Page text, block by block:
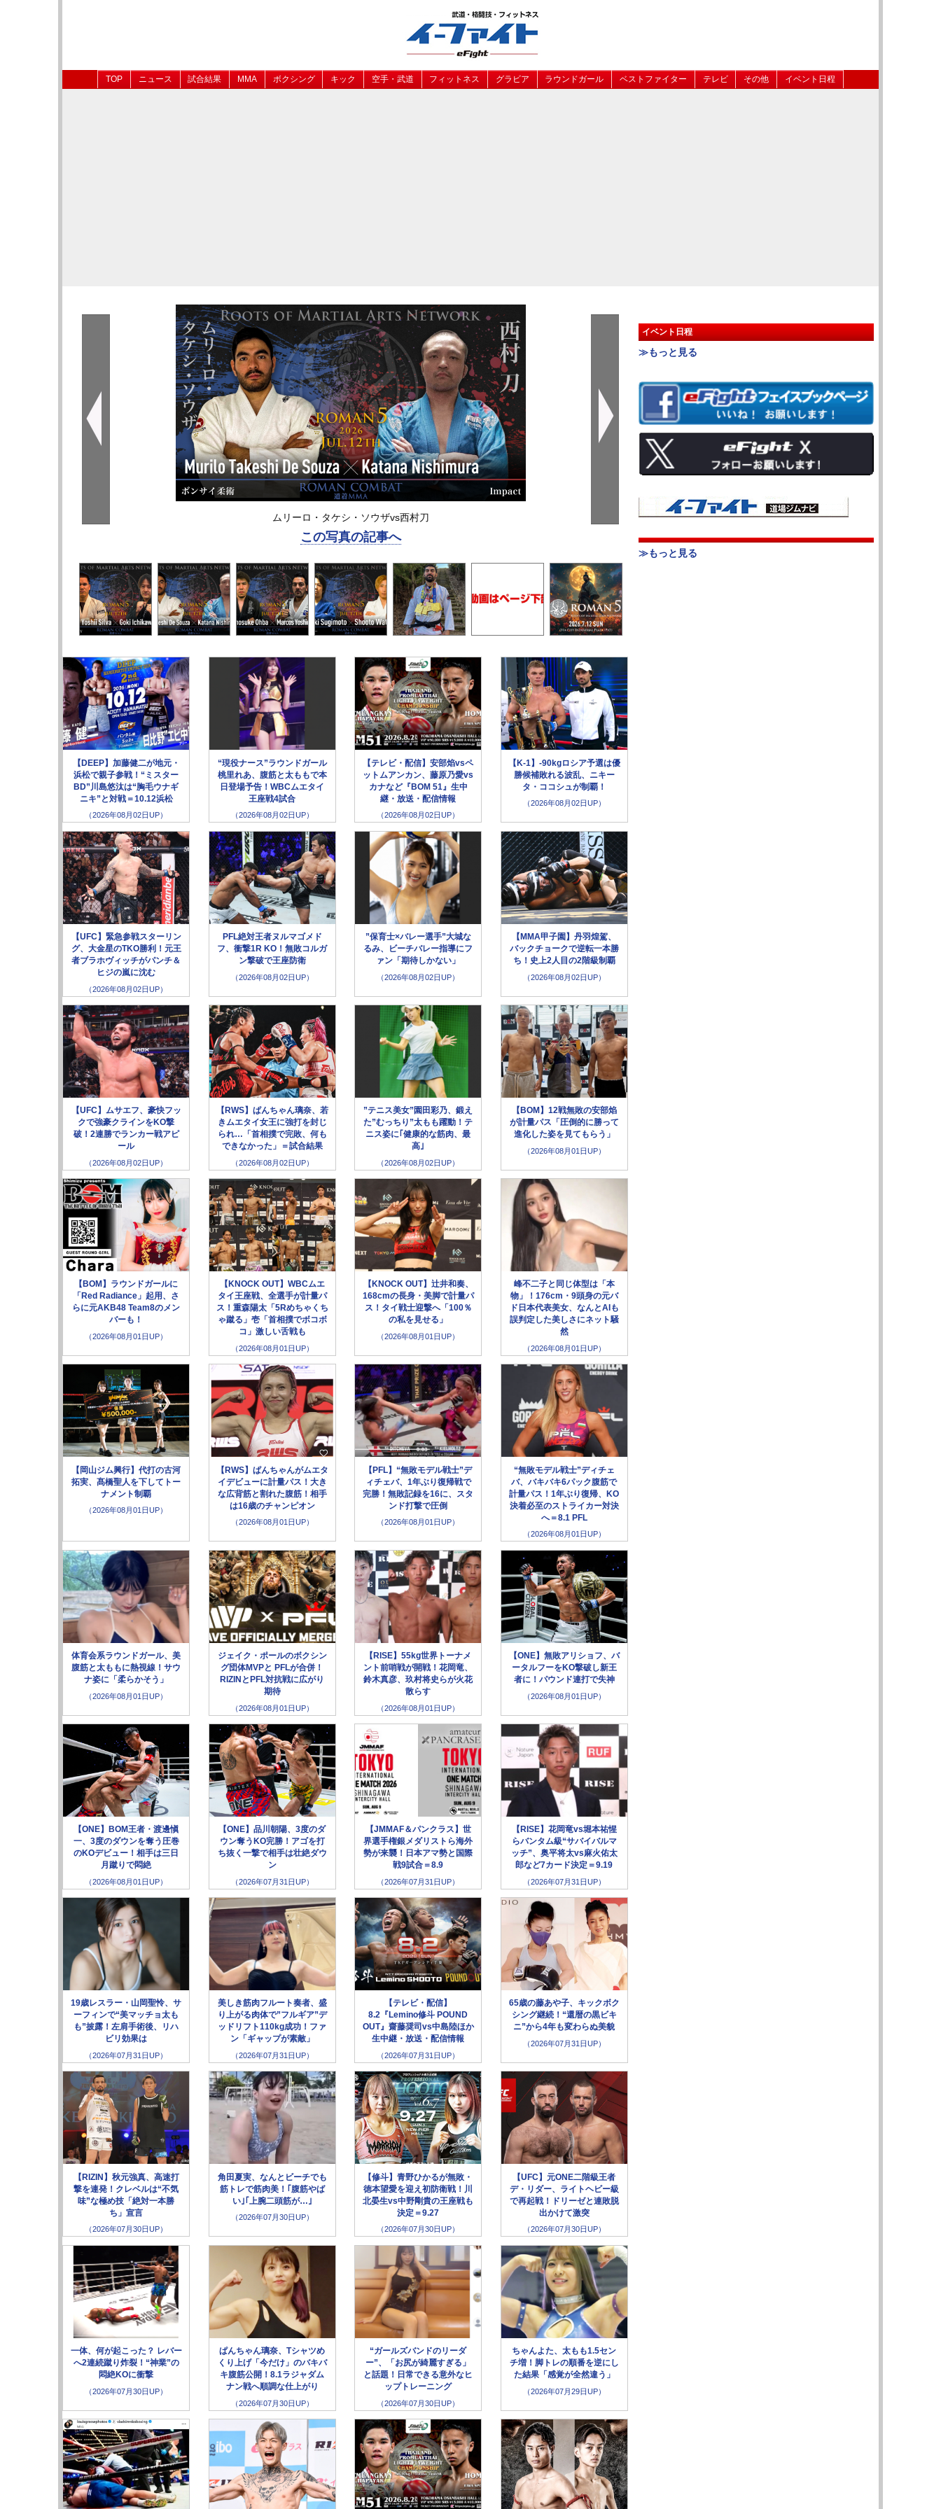
TOP ニュース 試合結果 MMA ボクシング キック 空手・武道 フィットネス グラビア ラウンドガール ベストファイター テレビ その他 イベント日程
ムリーロ・タケシ・ソウザvs西村刀
この写真の記事へ
【DEEP】加藤健二が地元・
浜松で親子参戦！“ミスター
BD”川島悠汰は“胸毛ウナギ
ニキ”と対戦＝10.12浜松
（2026年08月02日UP）
“現役ナース”ラウンドガール
桃里れあ、腹筋と太ももで本
日登場予告！WBCムエタイ
王座戦4試合
（2026年08月02日UP）
【テレビ・配信】安部焰vsペ
ットムアンカン、藤原乃愛vs
カナなど『BOM 51』生中
継・放送・配信情報
（2026年08月02日UP）
【K-1】-90kgロシア予選は優
勝候補敗れる波乱、ニキー
タ・ココシュが制覇！
（2026年08月02日UP）
【UFC】緊急参戦スターリン
グ、大金星のTKO勝利！元王
者ブラホヴィッチがパンチ＆
ヒジの嵐に沈む
（2026年08月02日UP）
PFL絶対王者ヌルマゴメド
フ、衝撃1R KO！無敗コルガ
ン撃破で王座防衛
（2026年08月02日UP）
”保育士×バレー選手”大城な
るみ、ビーチバレー指導にフ
ァン「期待しかない」
（2026年08月02日UP）
【MMA甲子園】丹羽煌駕、
バックチョークで逆転一本勝
ち！史上2人目の2階級制覇
（2026年08月02日UP）
【UFC】ムサエフ、豪快フッ
クで強豪クラインをKO撃
破！2連勝でランカー戦アピ
ール
（2026年08月02日UP）
【RWS】ぱんちゃん璃奈、若
きムエタイ女王に強打を封じ
られ…「首相撲で完敗、何も
できなかった」＝試合結果
（2026年08月02日UP）
”テニス美女”園田彩乃、鍛え
た”むっちり”太もも躍動！テ
ニス姿に｢健康的な筋肉、最
高｣
（2026年08月02日UP）
【BOM】12戦無敗の安部焰
が計量パス「圧倒的に勝って
進化した姿を見てもらう」
（2026年08月01日UP）
【BOM】ラウンドガールに
「Red Radiance」起用、さ
らに元AKB48 Team8のメン
バーも！
（2026年08月01日UP）
【KNOCK OUT】WBCムエ
タイ王座戦、全選手が計量パ
ス！重森陽太「5Rめちゃくち
ゃ蹴る」壱「首相撲でボコボ
コ」激しい舌戦も
（2026年08月01日UP）
【KNOCK OUT】辻井和奏、
168cmの長身・美脚で計量パ
ス！タイ戦士迎撃へ「100％
の私を見せる」
（2026年08月01日UP）
峰不二子と同じ体型は「本
物」！176cm・9頭身の元バ
ド日本代表美女、なんとAIも
誤判定した美しさにネット騒
然
（2026年08月01日UP）
【岡山ジム興行】代打の古河
拓実、髙橋聖人を下してトー
ナメント制覇
（2026年08月01日UP）
【RWS】ぱんちゃんがムエタ
イデビューに計量パス！大き
な広背筋と割れた腹筋！相手
は16歳のチャンピオン
（2026年08月01日UP）
【PFL】“無敗モデル戦士”デ
ィチェバ、1年ぶり復帰戦で
完勝！無敗記録を16に、スタ
ンド打撃で圧倒
（2026年08月01日UP）
“無敗モデル戦士”ディチェ
バ、バキバキ6パック腹筋で
計量パス！1年ぶり復帰、KO
決着必至のストライカー対決
へ＝8.1 PFL
（2026年08月01日UP）
体育会系ラウンドガール、美
腹筋と太ももに熱視線！サウ
ナ姿に「柔らかそう」
（2026年08月01日UP）
ジェイク・ポールのボクシン
グ団体MVPと PFLが合併！
RIZINとPFL対抗戦に広がり
期待
（2026年08月01日UP）
【RISE】55kg世界トーナメ
ント前哨戦が開戦！花岡竜、
鈴木真彦、玖村将史らが火花
散らす
（2026年08月01日UP）
【ONE】無敗アリショフ、バ
ータルフーをKO撃破し新王
者に！パウンド連打で失神
（2026年08月01日UP）
【ONE】BOM王者・渡邊愼
一、3度のダウンを奪う圧巻
のKOデビュー！相手は三日
月蹴りで悶絶
（2026年08月01日UP）
【ONE】品川朝陽、3度のダ
ウン奪うKO完勝！アゴを打
ち抜く一撃で相手は壮絶ダウ
ン
（2026年07月31日UP）
【JMMAF＆パンクラス】世
界選手権銀メダリストら海外
勢が来襲！日本アマ勢と国際
戦9試合＝8.9
（2026年07月31日UP）
【RISE】花岡竜vs堀本祐惺
らバンタム級“サバイバルマ
ッチ”、奥平将太vs麻火佑太
郎など7カード決定＝9.19
（2026年07月31日UP）
19歳レスラー・山岡聖怜、サ
ーフィンで“美マッチョ太も
も”披露！左肩手術後、リハ
ビリ効果は
（2026年07月31日UP）
美しき筋肉フルート奏者、盛
り上がる肉体で”フルギア”デ
ッドリフト110kg成功！ファ
ン「ギャップが素敵」
（2026年07月31日UP）
【テレビ・配信】
8.2『Lemino修斗 POUND
OUT』齋藤奨司vs中島陸ほか
生中継・放送・配信情報
（2026年07月31日UP）
65歳の藤あや子、キックボク
シング継続！“還暦の黒ビキ
ニ”から4年も変わらぬ美貌
（2026年07月31日UP）
【RIZIN】秋元強真、高速打
撃を連発！クレベルは“不気
味”な極め技「絶対一本勝
ち」宣言
（2026年07月30日UP）
角田夏実、なんとビーチでも
筋トレで筋肉美！｢腹筋やば
い｣｢上腕二頭筋が…｣
（2026年07月30日UP）
【修斗】青野ひかるが無敗・
徳本望愛を迎え初防衛戦！川
北晏生vs中野剛貴の王座戦も
決定＝9.27
（2026年07月30日UP）
【UFC】元ONE二階級王者
デ・リダー、ライトヘビー級
で再起戦！ドリーゼと連敗脱
出かけて激突
（2026年07月30日UP）
一体、何が起こった？ レバー
へ2連続蹴り炸裂！“神業”の
悶絶KOに衝撃
（2026年07月30日UP）
ぱんちゃん璃奈、Tシャツめ
くり上げ「今だけ」のバキバ
キ腹筋公開！8.1ラジャダム
ナン戦へ順調な仕上がり
（2026年07月30日UP）
“ガールズバンドのリーダ
ー”、「お尻が綺麗すぎる」
と話題！日常できる意外なヒ
ップトレーニング
（2026年07月30日UP）
ちゃんよた、太もも1.5セン
チ増！脚トレの順番を逆にし
た結果「感覚が全然違う」
（2026年07月29日UP）
イベント日程
≫もっと見る
≫もっと見る